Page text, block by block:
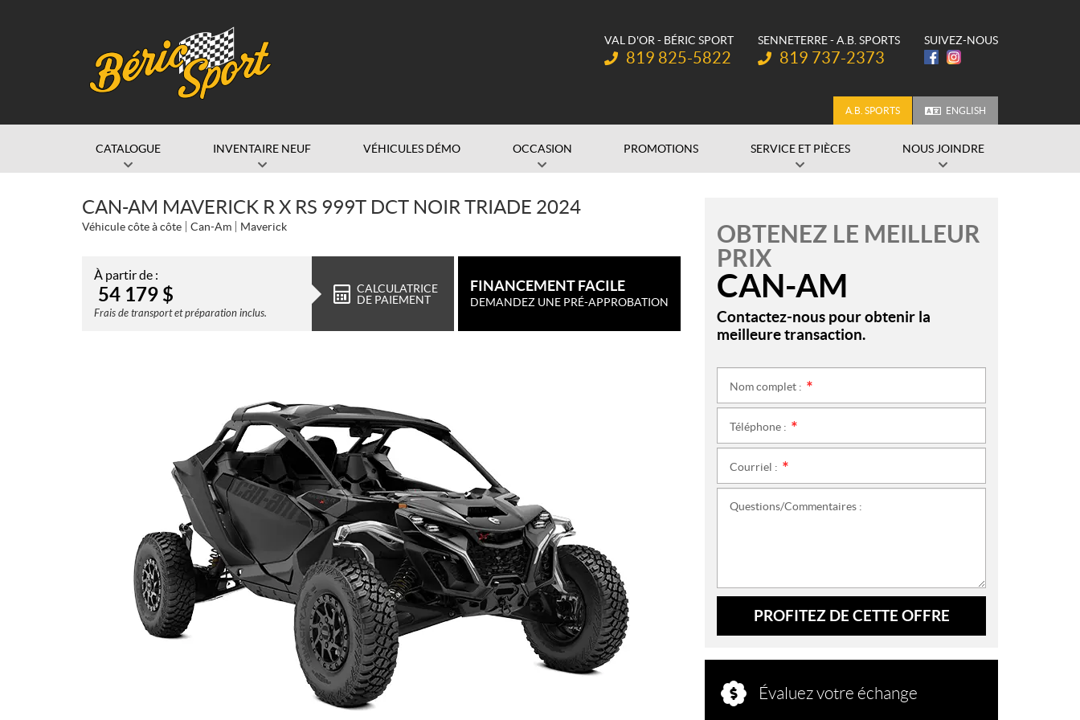
VAL D'OR - BÉRIC SPORT
Téléphone :
819 825-5822
SENNETERRE - A.B. SPORTS
Téléphone :
819 737-2373
SUIVEZ-NOUS
A.B. SPORTS ENGLISH
CATALOGUE INVENTAIRE NEUF VÉHICULES DÉMO OCCASION PROMOTIONS SERVICE ET PIÈCES NOUS JOINDRE
CAN-AM MAVERICK R X RS 999T DCT NOIR TRIADE 2024
Véhicule côte à côte Can-Am Maverick
À partir de :
54 179 $
Frais de transport et préparation inclus.
CALCULATRICE
DE PAIEMENT
FINANCEMENT FACILE
DEMANDEZ UNE PRÉ-APPROBATION
OBTENEZ LE MEILLEUR
PRIX
CAN-AM
Contactez-nous pour obtenir la
meilleure transaction.
Nom complet :
Téléphone :
Courriel :
Questions/Commentaires :
PROFITEZ DE CETTE OFFRE
Évaluez votre échange